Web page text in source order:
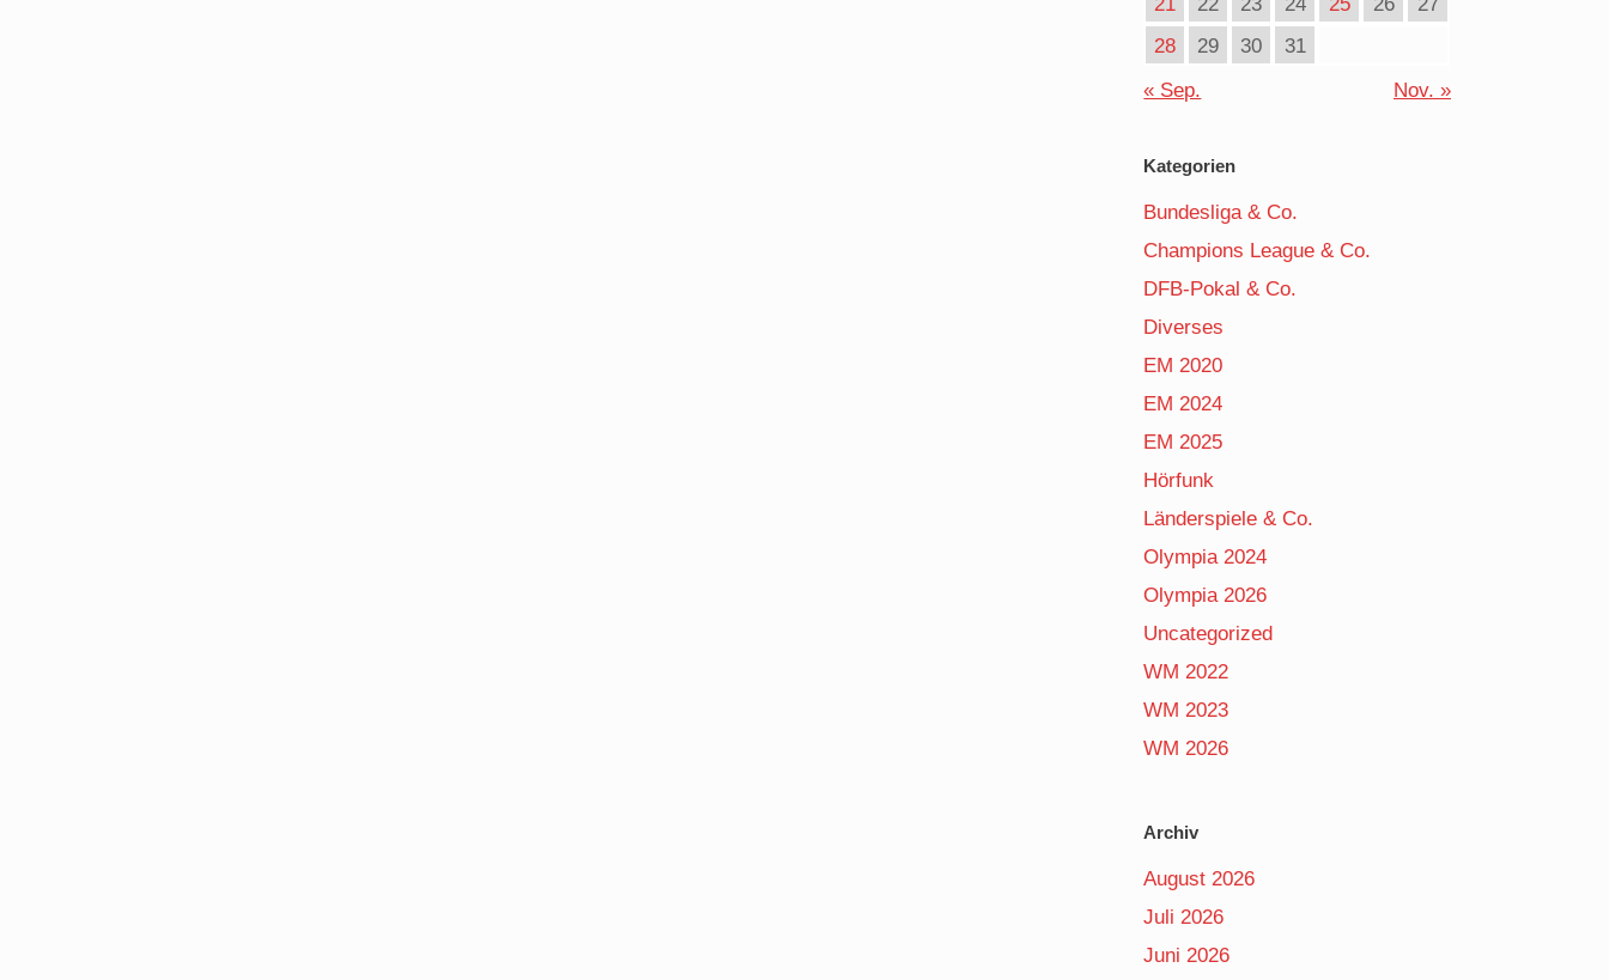
28
29 30
31
« Sep.
Nov. »
Kategorien
Bundesliga & Co.
Champions League & Co.
DFB-Pokal & Co.
Diverses
EM 2020
EM 2024
EM 2025
Hörfunk
Länderspiele & Co.
Olympia 2024
Olympia 2026
Uncategorized
WM 2022
WM 2023
WM 2026
Archiv
August 2026
Juli 2026
Juni 2026